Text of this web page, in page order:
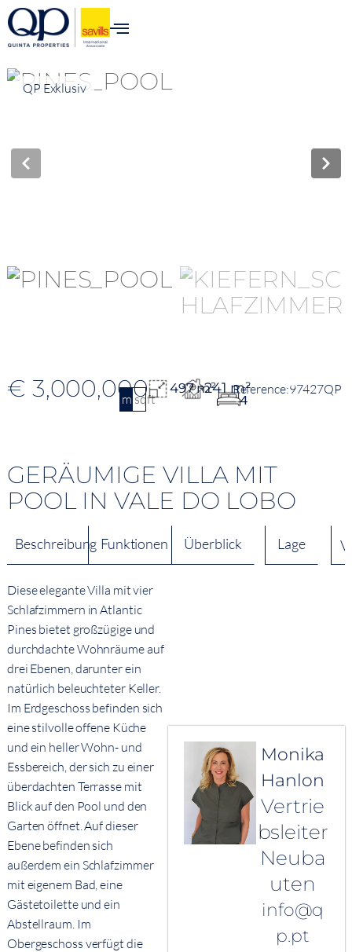
QP Exklusiv
€ 3,000,000
m2sqft
497 m²241 m²
4
97427QP
GERÄUMIGE VILLA MIT
POOL IN VALE DO LOBO
Beschreibung Funktionen Überblick Lage
Diese elegante Villa mit vier
Schlafzimmern in Atlantic
Pines bietet großzügige und
durchdachte Wohnräume auf
drei Ebenen, darunter ein
natürlich beleuchteter Keller.
Im Erdgeschoss befinden sich
eine stilvolle offene Küche
und ein heller Wohn- und
Essbereich, der sich zu einer
überdachten Terrasse mit
Blick auf den Pool und den
Garten öffnet. Auf dieser
Ebene befinden sich
außerdem ein Schlafzimmer
mit eigenem Bad, eine
Gästetoilette und ein
Abstellraum. Im
Obergeschoss verfügt die
Monika
Hanlon
Vertrie
bsleiter
Neuba
uten
info@q
p.pt